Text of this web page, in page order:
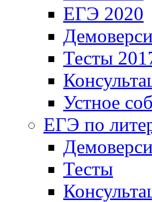
ЕГЭ 2020
Тесты
Устное
ЕГЭ по
Тесты